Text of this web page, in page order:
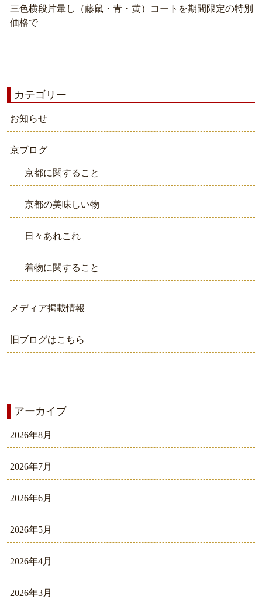
三色横段片暈し（藤鼠・青・黄）コートを期間限定の特別
価格で
カテゴリー
お知らせ
京ブログ
京都に関すること
京都の美味しい物
日々あれこれ
着物に関すること
メディア掲載情報
旧ブログはこちら
アーカイブ
2026年8月
2026年7月
2026年6月
2026年5月
2026年4月
2026年3月